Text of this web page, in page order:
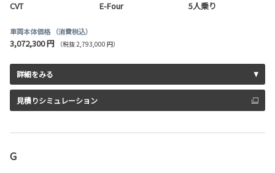
CVT E-Four 5人乗り
車両本体価格 （消費税込）
3,072,300 円 （税抜 2,793,000 円）
詳細をみる
見積りシミュレーション
G